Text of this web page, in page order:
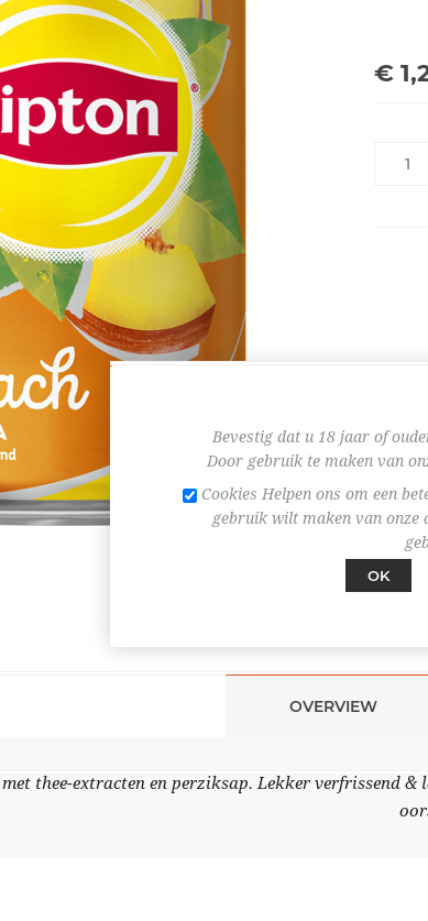
€
OVERVIEW
thee-extracten en perziksap. Lekker verfrissend
Bevestig dat u 18 jaar of
Door gebruik te maken van
Cookies Helpen ons om een
gebruik wilt maken van onze
OK